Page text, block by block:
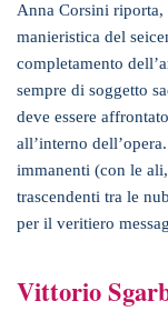
Anna Corsini
manieristica del
completamento
sempre di soggetto
deve essere
all’interno
immanenti (con le
trascendenti tra le
per il veritiero
Vittorio